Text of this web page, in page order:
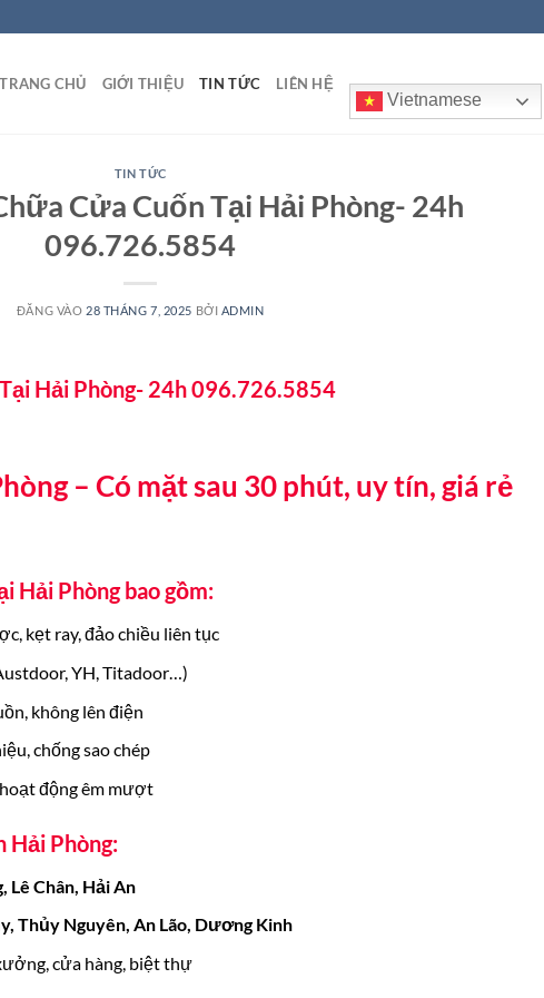
TRANG CHỦ GIỚI THIỆU TIN TỨC LIÊN HỆ
Vietnamese
TIN TỨC
Cửa Cuốn Tại Hải Phòng- 24h
096.726.5854
ĐĂNG VÀO 28 THÁNG 7, 2025 BỞI ADMIN
Hải Phòng- 24h 096.726.5854
– Có mặt sau 30 phút, uy tín, giá rẻ
Hải Phòng bao gồm:
kẹt ray, đảo chiều liên tục
YH, Titadoor…)
không lên điện
chống sao chép
động êm mượt
Hải Phòng:
Lê Chân, Hải An
Thủy Nguyên, An Lão, Dương Kinh
cửa hàng, biệt thự